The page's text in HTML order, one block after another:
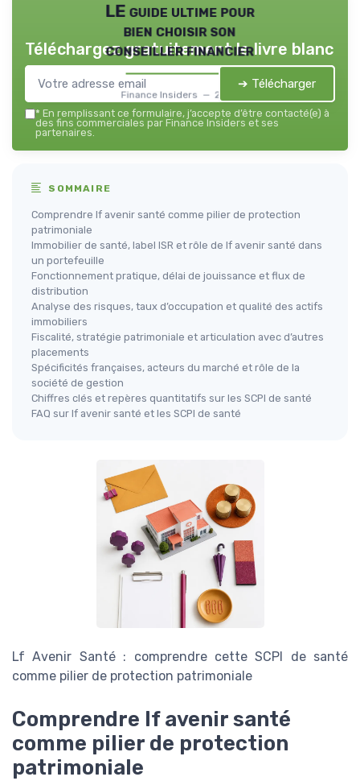
LE guide ultime pour
bien choisir son
conseiller financier
Finance Insiders — 2026
Téléchargez gratuitement le livre blanc
➔ Télécharger
* En remplissant ce formulaire, j’accepte d’être contacté(e) à
des fins commerciales par Finance Insiders et ses
partenaires.
SOMMAIRE
Comprendre lf avenir santé comme pilier de protection
patrimoniale
Immobilier de santé, label ISR et rôle de lf avenir santé dans
un portefeuille
Fonctionnement pratique, délai de jouissance et flux de
distribution
Analyse des risques, taux d’occupation et qualité des actifs
immobiliers
Fiscalité, stratégie patrimoniale et articulation avec d’autres
placements
Spécificités françaises, acteurs du marché et rôle de la
société de gestion
Chiffres clés et repères quantitatifs sur les SCPI de santé
FAQ sur lf avenir santé et les SCPI de santé
Lf Avenir Santé : comprendre cette SCPI de santé
comme pilier de protection patrimoniale
Comprendre lf avenir santé
comme pilier de protection
patrimoniale